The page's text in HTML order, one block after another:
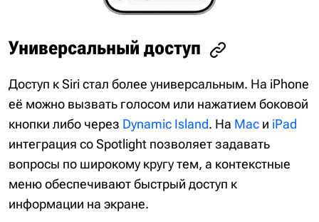
Универсальный доступ
Доступ к Siri стал более универсальным. На iPhone
её можно вызвать голосом или нажатием боковой
кнопки либо через Dynamic Island. На Mac и iPad
интеграция со Spotlight позволяет задавать
вопросы по широкому кругу тем, а контекстные
меню обеспечивают быстрый доступ к
информации на экране.